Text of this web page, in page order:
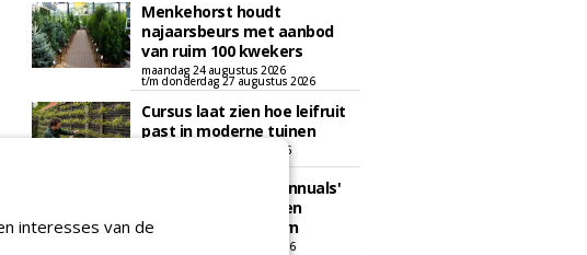
Menkehorst houdt
najaarsbeurs met aanbod
van ruim 100 kwekers
maandag 24 augustus 2026
t/m donderdag 27 augustus 2026
Cursus laat zien hoe leifruit
past in moderne tuinen
woensdag 26 augustus 2026
Vakdag 'All About Annuals'
zet eenjarige planten
centraal in Appeltern
donderdag 27 augustus 2026
interesses van de